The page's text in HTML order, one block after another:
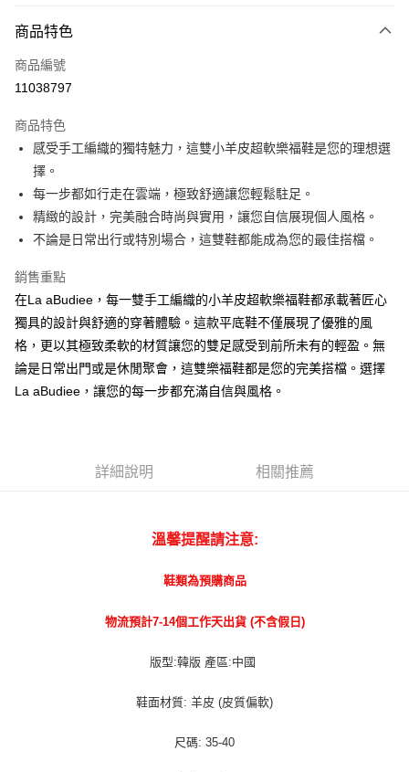
信用卡一次付款
LINE Pay
悠遊付
ATM付款
貨到付款
付款後全家純取貨
每筆NT$100，滿NT$1,000(含以上)免運費
付款後7-11純取貨
每筆NT$100，滿NT$1,500(含以上)免運費
商品特色
商品編號
11038797
商品特色
感受手工編織的獨特魅力，這雙小羊皮超軟樂福鞋是您的理想選
擇。
每一步都如行走在雲端，極致舒適讓您輕鬆駐足。
精緻的設計，完美融合時尚與實用，讓您自信展現個人風格。
不論是日常出行或特別場合，這雙鞋都能成為您的最佳搭檔。
銷售重點
在La aBudiee，每一雙手工編織的小羊皮超軟樂福鞋都承載著匠心
獨具的設計與舒適的穿著體驗。這款平底鞋不僅展現了優雅的風
格，更以其極致柔軟的材質讓您的雙足感受到前所未有的輕盈。無
論是日常出門或是休閒聚會，這雙樂福鞋都是您的完美搭檔。選擇
La aBudiee，讓您的每一步都充滿自信與風格。
詳細說明 相關推薦
溫馨提醒請注意:
鞋類為預購商品
物流預計7-14個工作天出貨 (不含假日)
版型:韓版 產區:中國
鞋面材質: 羊皮 (皮質偏軟)
尺碼: 35-40